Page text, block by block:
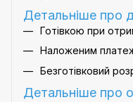
Детальніше про
Готівкою при
Наложеним
Безготівковий
Детальніше про